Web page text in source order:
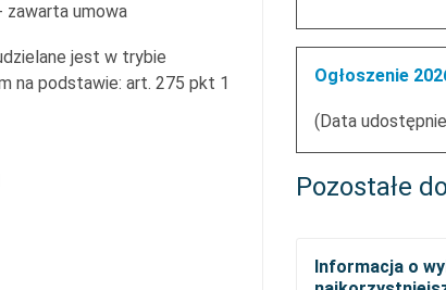
zawarta umowa
jest w trybie
na podstawie: art. 275 pkt 1
Ogłoszenie
(Data
Pozostałe
Informacja o